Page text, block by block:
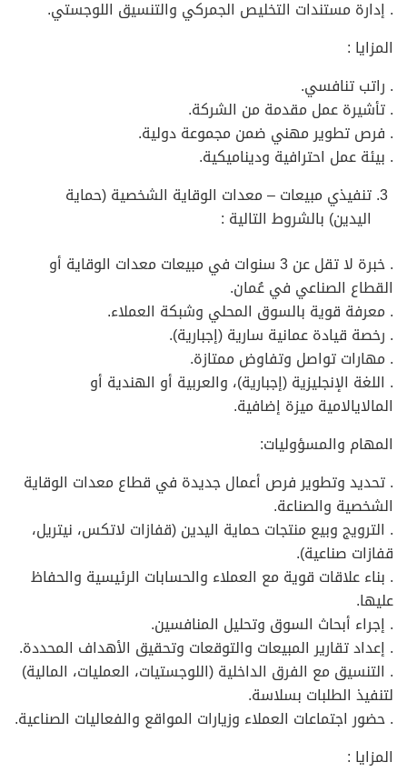
. إدارة مستندات التخليص الجمركي والتنسيق اللوجستي.
المزايا :
. راتب تنافسي.
. تأشيرة عمل مقدمة من الشركة.
. فرص تطوير مهني ضمن مجموعة دولية.
. بيئة عمل احترافية وديناميكية.
تنفيذي مبيعات – معدات الوقاية الشخصية (حماية
اليدين) بالشروط التالية :
. خبرة لا تقل عن 3 سنوات في مبيعات معدات الوقاية أو
القطاع الصناعي في عُمان.
. معرفة قوية بالسوق المحلي وشبكة العملاء.
. رخصة قيادة عمانية سارية (إجبارية).
. مهارات تواصل وتفاوض ممتازة.
. اللغة الإنجليزية (إجبارية)، والعربية أو الهندية أو
المالايالامية ميزة إضافية.
المهام والمسؤوليات:
. تحديد وتطوير فرص أعمال جديدة في قطاع معدات الوقاية
الشخصية والصناعة.
. الترويج وبيع منتجات حماية اليدين (قفازات لاتكس، نيتريل،
قفازات صناعية).
. بناء علاقات قوية مع العملاء والحسابات الرئيسية والحفاظ
عليها.
. إجراء أبحاث السوق وتحليل المنافسين.
. إعداد تقارير المبيعات والتوقعات وتحقيق الأهداف المحددة.
. التنسيق مع الفرق الداخلية (اللوجستيات، العمليات، المالية)
لتنفيذ الطلبات بسلاسة.
. حضور اجتماعات العملاء وزيارات المواقع والفعاليات الصناعية.
المزايا :